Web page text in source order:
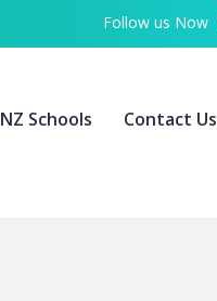
Follow us Now
NZ Schools Contact Us